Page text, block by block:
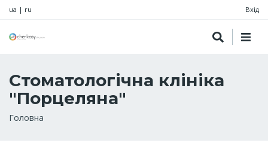
ua | ru Вхід
Стоматологічна клініка
"Порцеляна"
Рядок
Головна